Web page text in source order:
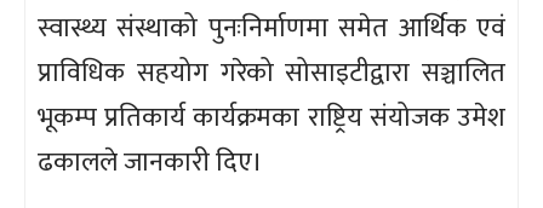
स्वास्थ्य संस्थाको पुनःनिर्माणमा समेत आर्थिक एवं
प्राविधिक सहयोग गरेको सोसाइटीद्वारा सञ्चालित
भूकम्प प्रतिकार्य कार्यक्रमका राष्ट्रिय संयोजक उमेश
ढकालले जानकारी दिए।